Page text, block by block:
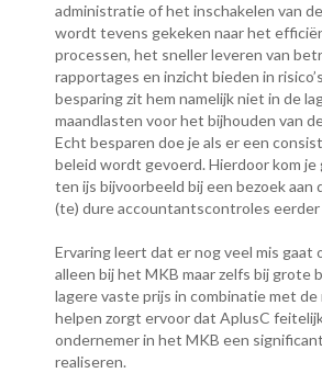
administratie of het inschakelen van
wordt tevens gekeken naar het
processen, het sneller leveren van
rapportages en inzicht bieden in
besparing zit hem namelijk niet in de
maandlasten voor het bijhouden van
Echt besparen doe je als er een
beleid wordt gevoerd. Hierdoor kom je
ten ijs bijvoorbeeld bij een bezoek aan
(te) dure accountantscontroles eerder
Ervaring leert dat er nog veel mis gaat
alleen bij het MKB maar zelfs bij grote
lagere vaste prijs in combinatie met de
helpen zorgt ervoor dat AplusC
ondernemer in het MKB een
realiseren.